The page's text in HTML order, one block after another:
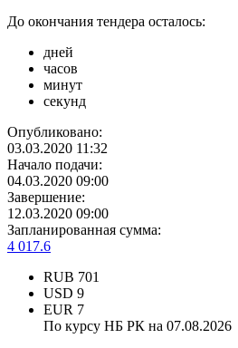
До окончания тендера осталось:
дней
часов
минут
секунд
Опубликовано:
03.03.2020 11:32
Начало подачи:
04.03.2020 09:00
Завершение:
12.03.2020 09:00
Запланированная сумма:
4 017.6
RUB 701
USD 9
EUR 7
По курсу НБ РК на 07.08.2026